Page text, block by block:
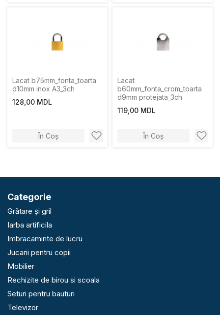
Lacat b75mm_fonta_toarta
d10mm inox A3_3ch
128,00 MDL
În Coș
Lacat
b60mm_fonta_crom_toarta
d9mm protejata_3ch
119,00 MDL
În Coș
Categorie
Grătare și gril
Iarba artificila
Imbracaminte de lucru
Jucarii pentru copii
Mobilier
Rechizite de birou si scoala
Seturi pentru bauturi
Televizor